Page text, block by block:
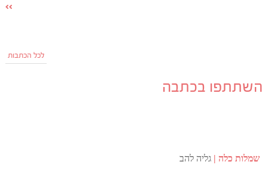
לכל הכתבות
השתתפו בכתבה
שמלות כלה גליה להב